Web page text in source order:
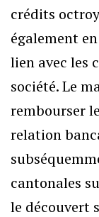
crédits
également
lien avec les
société. Le
rembourser
relation
cantonales
le découvert